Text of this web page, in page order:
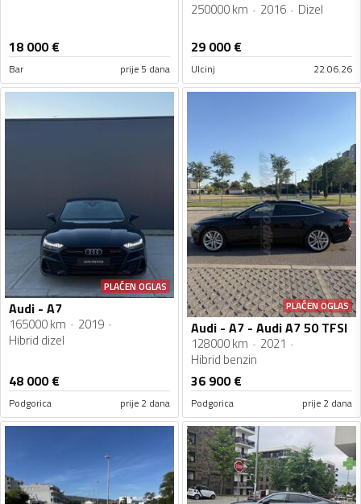
18 000€
Bar prije 5 dana
250000 km 2016 Dizel
29 000€
Ulcinj 22.06.26
PLAĆEN OGLAS
Audi - A7
165000 km
2019
Hibrid dizel
48 000€
Podgorica prije 2 dana
PLAĆEN OGLAS
Audi - A7 - Audi A7 50 TFSI
128000 km
2021
Hibrid benzin
36 900€
Podgorica prije 2 dana